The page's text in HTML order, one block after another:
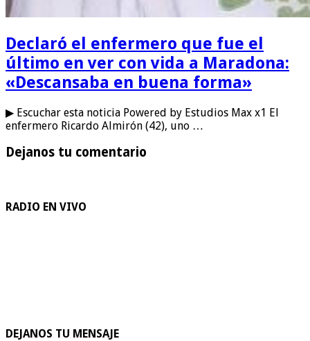
Declaró el enfermero que fue el
último en ver con vida a Maradona:
«Descansaba en buena forma»
▶ Escuchar esta noticia Powered by Estudios Max x1 El
enfermero Ricardo Almirón (42), uno …
Dejanos tu comentario
RADIO EN VIVO
DEJANOS TU MENSAJE